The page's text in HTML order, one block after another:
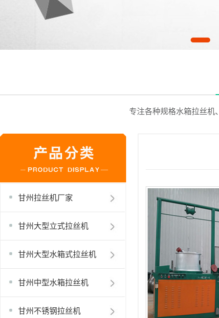
专注各种规格水箱拉丝机
甘州拉丝机厂家
甘州大型立式拉丝机
甘州大型水箱式拉丝机
甘州中型水箱拉丝机
甘州不锈钢拉丝机